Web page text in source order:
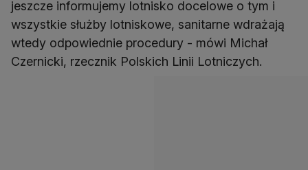
jeszcze informujemy lotnisko docelowe o tym i
wszystkie służby lotniskowe, sanitarne wdrażają
wtedy odpowiednie procedury - mówi Michał
Czernicki, rzecznik Polskich Linii Lotniczych.